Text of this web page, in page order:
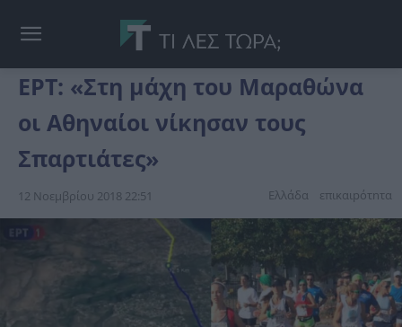
ΕΡΤ: «Στη μάχη του Μαραθώνα
οι Αθηναίοι νίκησαν τους
Σπαρτιάτες»
12 Νοεμβρίου 2018 22:51 Ελλάδα επικαιpότnτα